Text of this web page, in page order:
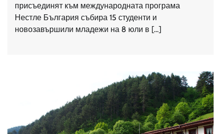
присъединят към международната програма
Нестле България събира 15 студенти и
новозавършили младежи на 8 юли в […]